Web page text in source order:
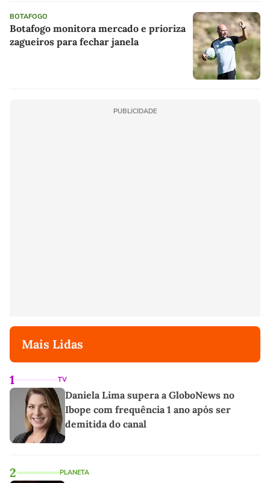
BOTAFOGO
Botafogo monitora mercado e prioriza
zagueiros para fechar janela
PUBLICIDADE
Mais Lidas
1 TV
Daniela Lima supera a GloboNews no
Ibope com frequência 1 ano após ser
demitida do canal
2 PLANETA